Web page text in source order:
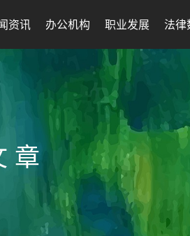
资讯 办公机构 职业发展 法律
章